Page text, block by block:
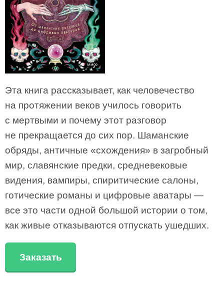
Эта книга рассказывает, как человечество
на протяжении веков училось говорить
с мертвыми и почему этот разговор
не прекращается до сих пор. Шаманские
обряды, античные «схождения» в загробный
мир, славянские предки, средневековые
видения, вампиры, спиритические салоны,
готические романы и цифровые аватары —
все это части одной большой истории о том,
как живые отказываются отпускать ушедших.
Заказать